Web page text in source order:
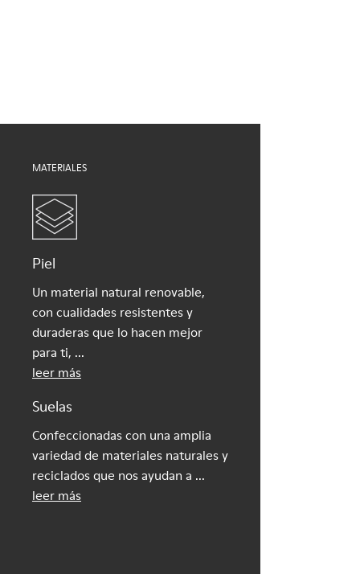
MATERIALES
Piel
Un material natural renovable,
con cualidades resistentes y
duraderas que lo hacen mejor
para ti, ...
leer más
Suelas
Confeccionadas con una amplia
variedad de materiales naturales y
reciclados que nos ayudan a ...
leer más